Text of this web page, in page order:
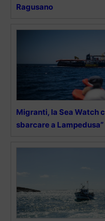
Ragusano
Migranti, la Sea Watch
sbarcare a Lampedusa”